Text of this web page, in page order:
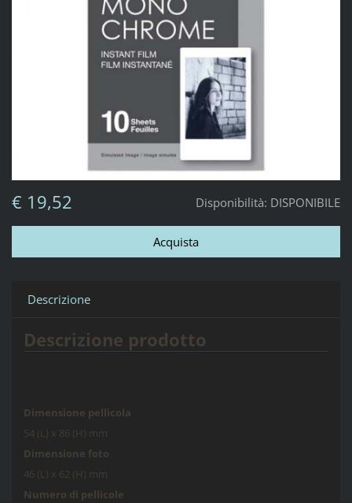
Disponibilità: DISPONIBILE
€ 19,52
Descrizione
Descrizione prodotto
Dimensione pellicola
54 (L) x 86 (H) mm
Dimensione foto
46 (L) x 62 (H) mm
Numero di pellicole